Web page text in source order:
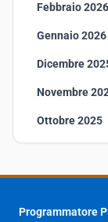
Febbraio 2026
Gennaio 2026
Dicembre
Novembre
Ottobre 2025
Agosto 2025
Programmatore